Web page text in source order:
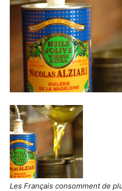
Les Français consomment de